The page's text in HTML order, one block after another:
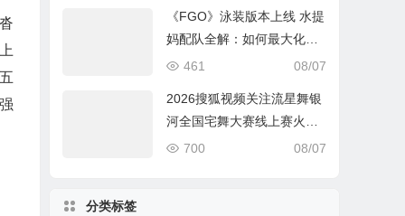
《FGO》泳装版本上线 水提
妈配队全解：如何最大化暴
击收益？
08/07
461
2026搜狐视频关注流星舞银
河全国宅舞大赛线上赛火热
进行中
08/07
700
分类标签